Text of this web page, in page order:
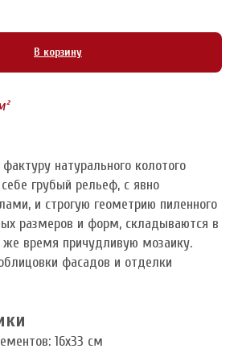
В корзину
натурального колотого
грубый рельеф, с явно
и строгую геометрию пиленного
размеров и форм, складываются в
же время причудливую мозаику.
фасадов и отделки
16x33 см